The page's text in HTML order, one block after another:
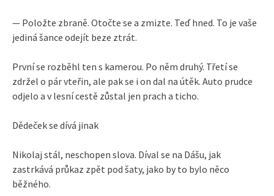
— Položte zbraně. Otočte se a zmizte. Teď hned. To je vaše
jediná šance odejít beze ztrát.
První se rozběhl ten s kamerou. Po něm druhý. Třetí se
zdržel o pár vteřin, ale pak se i on dal na útěk. Auto prudce
odjelo a v lesní cestě zůstal jen prach a ticho.
Dědeček se dívá jinak
Nikolaj stál, neschopen slova. Díval se na Dášu, jak
zastrkává průkaz zpět pod šaty, jako by to bylo něco
běžného.